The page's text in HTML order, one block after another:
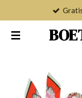
naar
Gratis verzending